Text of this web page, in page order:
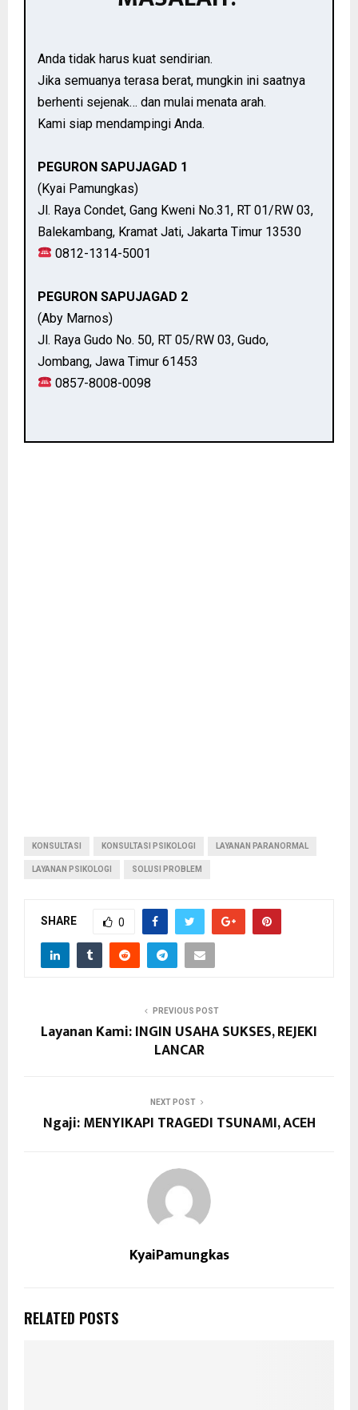
Anda tidak harus kuat sendirian.
Jika semuanya terasa berat, mungkin ini saatnya
berhenti sejenak… dan mulai menata arah.
Kami siap mendampingi Anda.
PEGURON SAPUJAGAD 1
(Kyai Pamungkas)
Jl. Raya Condet, Gang Kweni No.31, RT 01/RW 03,
Balekambang, Kramat Jati, Jakarta Timur 13530
0812-1314-5001
PEGURON SAPUJAGAD 2
(Aby Marnos)
Jl. Raya Gudo No. 50, RT 05/RW 03, Gudo,
Jombang, Jawa Timur 61453
0857-8008-0098
KONSULTASI KONSULTASI PSIKOLOGI LAYANAN PARANORMAL
LAYANAN PSIKOLOGI SOLUSI PROBLEM
SHARE 0
PREVIOUS POST
Layanan Kami: INGIN USAHA SUKSES, REJEKI
LANCAR
NEXT POST
Ngaji: MENYIKAPI TRAGEDI TSUNAMI, ACEH
KyaiPamungkas
RELATED POSTS